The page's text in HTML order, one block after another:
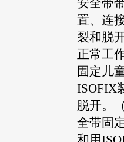
安全带
置、连
裂和脱
正常工
固定儿
ISOFIX
脱开。
全带固